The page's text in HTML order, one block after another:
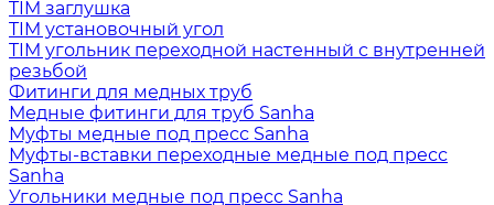
TIM заглушка
TIM установочный угол
TIM угольник переходной настенный с внутренней
резьбой
Фитинги для медных труб
Медные фитинги для труб Sanha
Муфты медные под пресс Sanha
Муфты-вставки переходные медные под пресс
Sanha
Угольники медные под пресс Sanha